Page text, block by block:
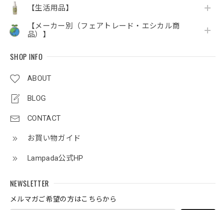
【生活用品】
【メーカー別（フェアトレード・エシカル商
品）】
SHOP INFO
ABOUT
BLOG
CONTACT
お買い物ガイド
Lampada公式HP
NEWSLETTER
メルマガご希望の方はこちらから